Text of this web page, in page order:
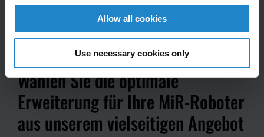
Allow all cookies
Use necessary cookies only
Wählen Sie die optimale
Erweiterung für Ihre MiR-Roboter
aus unserem vielseitigen Angebot